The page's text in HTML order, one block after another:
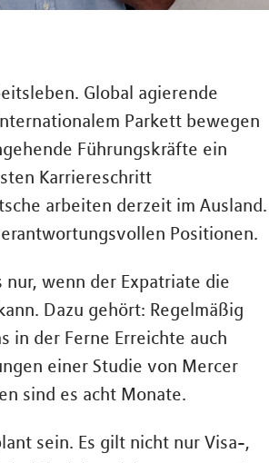
Global agierende
Parkett bewegen
Führungskräfte ein
Karriereschritt
arbeiten derzeit im Ausland.
Positionen.
wenn der Expatriate die
Dazu gehört: Regelmäßig
in der Ferne Erreichte auch
einer Studie von Mercer
sind es acht Monate.
sein. Es gilt nicht nur Visa-,